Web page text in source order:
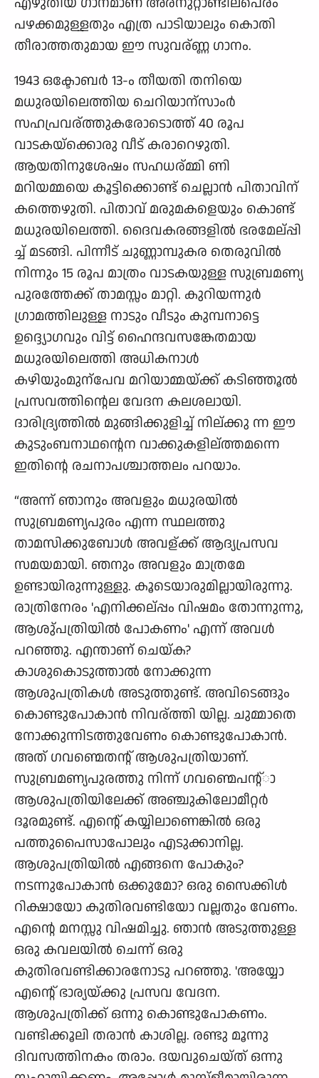
പഴക്കമുള്ളതും എത്ര പാടിയാ‍ലും കൊതി
തീരാത്തതുമായ ഈ സുവര്ണ്ണ ഗാനം.
1943 ഒക്ടോബര്‍ 13-ം തീയതി തനിയെ
മധുരയിലെത്തിയ ചെറിയാന്സാംര്‍
സഹപ്രവര്ത്തുകരോടൊത്ത് 40 രൂപ
വാടകയ്ക്കൊരു വീട് കരാറെഴുതി.
ആയതിനുശേഷം സഹധര്മ്മി ണി
മറിയമ്മയെ കൂട്ടിക്കൊണ്ട് ചെല്ലാന്‍ പിതാവിന്
കത്തെഴുതി. പിതാവ് മരുമകളെയും കൊണ്ട്
മധുരയിലെത്തി. ദൈവകരങ്ങളില്‍ ഭരമേല്പ്പി
ച്ച് മടങ്ങി. പിന്നീട് ചുണ്ണാമ്പുകര തെരുവില്‍
നിന്നും 15 രൂപ മാത്രം വാടകയുള്ള സുബ്രമണ്യ
പുരത്തേക്ക് താമസ്സം മാറ്റി. കുറിയന്നുര്‍
ഗ്രാമത്തിലുള്ള നാടും വീടും കുമ്പനാട്ടെ
ഉദ്ദ്യൊഗവും വിട്ട് ഹൈന്ദവസങ്കേതമായ
മധുരയിലെത്തി അധികനാള്‍
കഴിയുംമുന്പേവ മറിയാമ്മയ്ക്ക് കടിഞ്ഞൂല്‍
പ്രസവത്തിന്റെല വേദന കലശലായി.
ദാരിദ്ര്യത്തില്‍ മുങ്ങിക്കുളിച്ച് നില്ക്കു ന്ന ഈ
കുടുംബനാഥന്റെന വാക്കുകളില്ത്തമന്നെ
ഇതിന്റെ രചനാപശ്ചാത്തലം പറയാം.
“അന്ന് ഞാനും അവളും മധുരയില്‍
സുബ്രമണ്യപുരം എന്ന സ്ഥലത്തു
താമസിക്കുബോള്‍ അവള്ക്ക് ആദ്യപ്രസവ
സമയമായി. ഞനും അവളും മാത്രമേ
ഉണ്ടായിരുന്നുള്ളു. കൂടെയാരുമില്ലായിരുന്നു.
രാത്രിനേരം 'എനിക്കല്പ്പം വിഷമം തോന്നുന്നു,
ആശു്പത്രിയില്‍ പോകണം' എന്ന് അവള്‍
പറഞ്ഞു. എന്താണ് ചെയ്ക?
കാശുകൊടുത്താല്‍ നോക്കുന്ന
ആശുപത്രികള്‍ അടുത്തുണ്ട്. അവിടെങ്ങും
കൊണ്ടുപോകാന്‍ നിവര്ത്തി യില്ല. ചുമ്മാതെ
നോക്കുന്നിടത്തുവേണം കൊണ്ടുപോകാന്‍.
അത് ഗവണ്മെതന്റ് ആശുപത്രിയാണ്.
സുബ്രമണ്യപുരത്തു നിന്ന് ഗവണ്മെപന്റ്ാ
ആശുപത്രിയിലേക്ക് അഞ്ചുകിലോമീറ്റര്‍
ദൂരമുണ്ട്. എന്റെ് കയ്യിലാ‍ണെങ്കില്‍ ഒരു
പത്തുപൈസാപോലും എടുക്കാനില്ല.
ആശുപത്രിയില്‍ എങ്ങനെ പോകും?
നടന്നുപോകാന്‍ ഒക്കുമോ? ഒരു സൈക്കിള്‍
റിക്ഷായോ കുതിരവണ്ടിയോ വല്ലതും വേണം.
എന്റെ മനസ്സു വിഷമിച്ചു. ഞാന്‍ അടുത്തുള്ള
ഒരു കവലയില്‍ ചെന്ന് ഒരു
കുതിരവണ്ടിക്കാരനോടു പറഞ്ഞു. 'അയ്യോ
എന്റെ് ഭാ‍ര്യയ്ക്കു പ്രസവ വേദന.
ആശുപത്രിക്ക് ഒന്നു കൊണ്ടുപോകണം.
വണ്ടിക്കൂലി തരാന്‍ കാശില്ല. രണ്ടു മൂന്നു
ദിവസത്തിനകം തരാം. ദയവുചെയ്ത് ഒന്നു